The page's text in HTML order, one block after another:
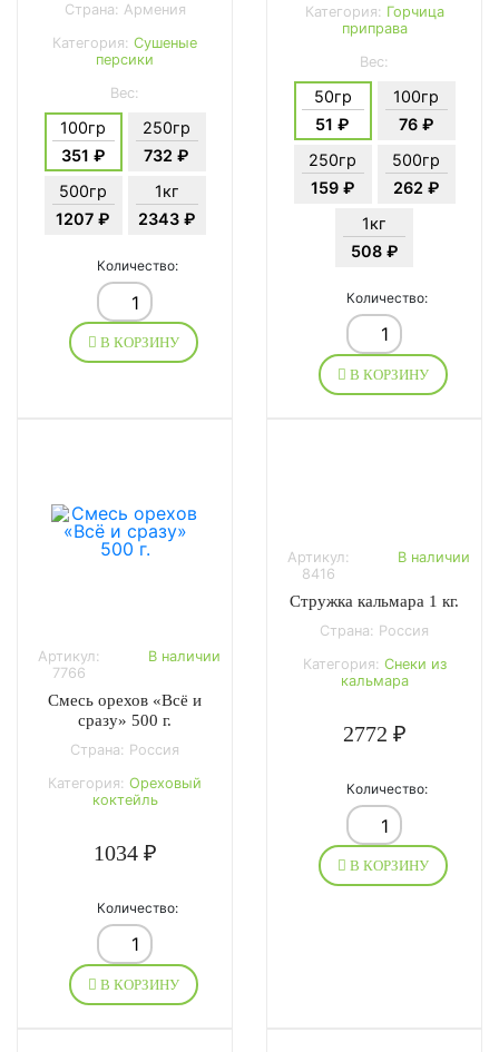
Страна: Армения
Категория: Сушеные
персики
Вес:
100гр
351 ₽
250гр
732 ₽
500гр
1207 ₽
1кг
2343 ₽
Количество:
В КОРЗИНУ
Категория: Горчица
приправа
Вес:
50гр
51 ₽
100гр
76 ₽
250гр
159 ₽
500гр
262 ₽
1кг
508 ₽
Количество:
В КОРЗИНУ
Артикул:
7766
В наличии
Смесь орехов «Всё и
сразу» 500 г.
Страна: Россия
Категория: Ореховый
коктейль
1034 ₽
Количество:
В КОРЗИНУ
Артикул:
8416
В наличии
Стружка кальмара 1 кг.
Страна: Россия
Категория: Снеки из
кальмара
2772 ₽
Количество:
В КОРЗИНУ